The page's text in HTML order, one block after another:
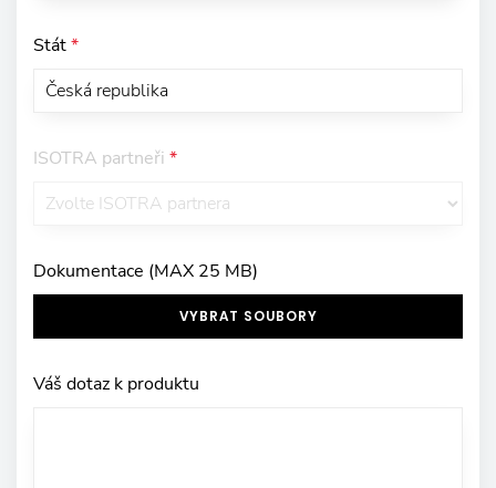
Stát*
ISOTRA partneři *
Dokumentace (MAX 25 MB)
VYBRAT SOUBORY
Váš dotaz k produktu